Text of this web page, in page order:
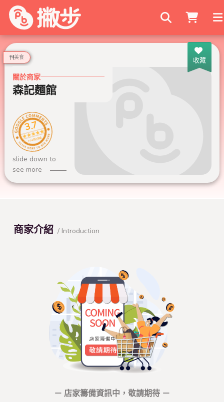
搜尋商家
收藏
美食
關於商家
森記麵館
3.7
144 則評論
slide down to
see more
商家介紹 / Introduction
－ 店家籌備資訊中，敬請期待 －